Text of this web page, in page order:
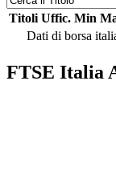
Titoli Uffic. Min
Dati di borsa
FTSE Italia